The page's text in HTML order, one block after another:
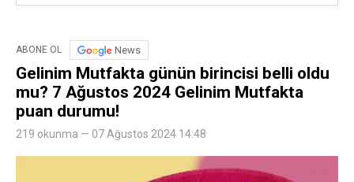
ABONE OL News
Gelinim Mutfakta günün birincisi belli oldu
mu? 7 Ağustos 2024 Gelinim Mutfakta
puan durumu!
219 okunma — 07 Ağustos 2024 14:48